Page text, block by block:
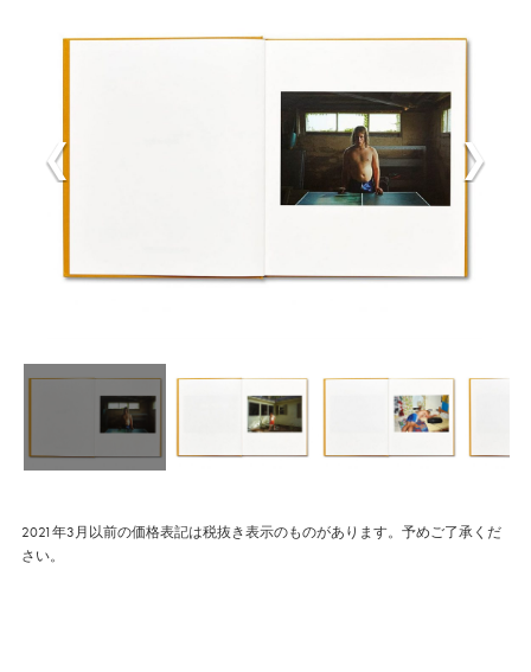
2021年3月以前の価格表記は税抜き表示のものがあります。予めご了承くだ
さい。